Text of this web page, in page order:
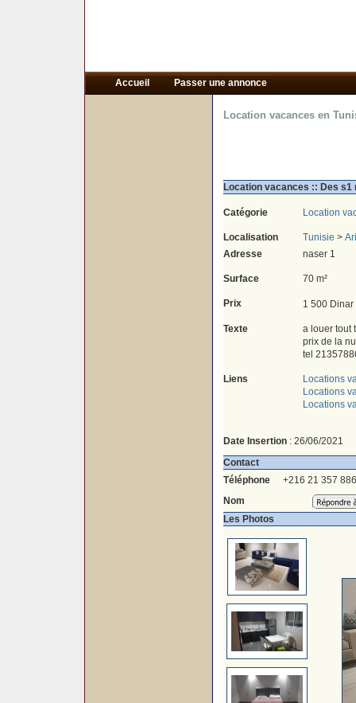
Accueil Passer une annonce
Location vacances en
Location vacances :: Des s1
Catégorie Location
Localisation Tunisie >
Adresse
naser 1
Surface 70 m²
Prix 1 500
Texte
a louer tout
prix de la
tel
Liens
Locations
Locations
Locations
Date Insertion: 26/06/2021
Contact
Téléphone
+216 21 357 886
Nom
Les Photos